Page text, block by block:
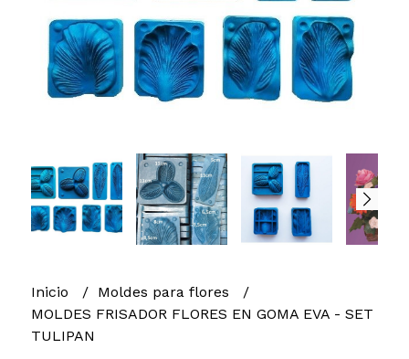
Inicio
Moldes para flores
MOLDES FRISADOR FLORES EN GOMA EVA - SET
TULIPAN